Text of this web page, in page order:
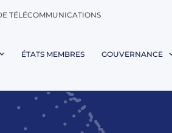
TÉLÉCOMMUNICATIONS
ÉTATS MEMBRES GOUVERNANCE